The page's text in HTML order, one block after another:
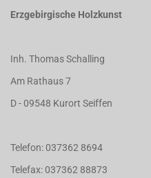
Erzgebirgische Holzkunst
Inh. Thomas Schalling
Am Rathaus 7
D - 09548 Kurort Seiffen
Telefon: 037362 8694
Telefax: 037362 88873